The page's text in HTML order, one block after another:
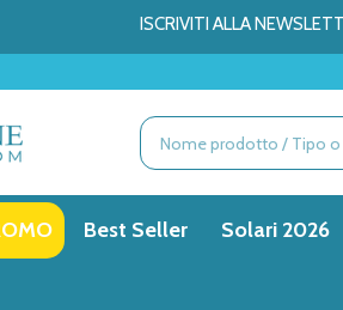
ISCRIVITI ALLA
Ricerca
Best Seller Solari 2026